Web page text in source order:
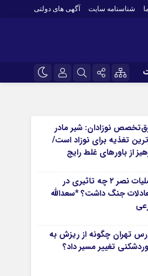
شناسنامه سایت آگهی های دولتی
پرسپولیس
استقلال
رزمی
زنان
حوزه ها
نوزادان: شیر مادر
تغذیه برای نوزاد است/
از باورهای غلط رایج
عملیات نصر ۲ چه تاثیری در
جنگ داشت؟ *سعدالله
تهران چگونه از ریزش به
تغییر مسیر داد؟